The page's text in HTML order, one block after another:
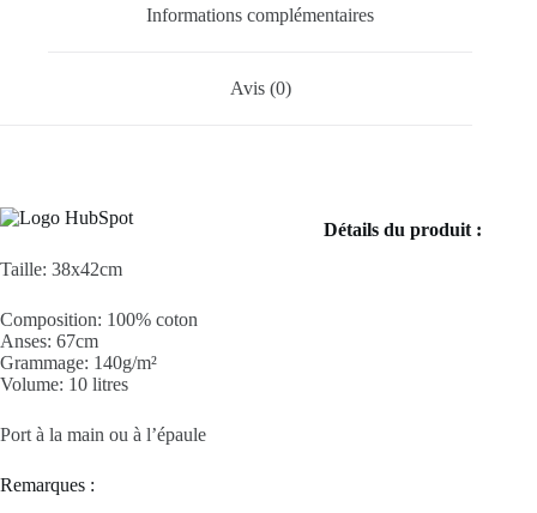
Informations complémentaires
Avis (0)
Détails du produit :
Taille: 38x42cm
Composition: 100% coton
Anses: 67cm
Grammage: 140g/m²
Volume: 10 litres
Port à la main ou à l’épaule
Remarques :